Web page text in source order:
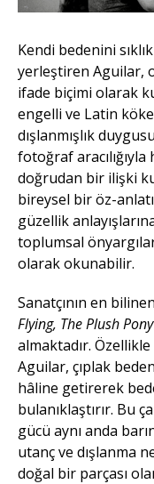
Kendi bedenini
yerleştiren Aguilar,
ifade biçimi olarak
engelli ve Latin
dışlanmışlık
fotoğraf
doğrudan bir ilişki
bireysel bir öz-
güzellik
toplumsal
olarak okunabilir.
Sanatçının en
Flying, The Plush
almaktadır. Özellikle
Aguilar, çıplak
hâline getirerek
bulanıklaştırır. Bu
gücü aynı anda
utanç ve dışlanma
doğal bir parçası